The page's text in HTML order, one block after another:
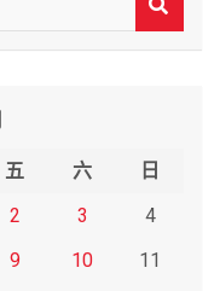
五 六
日
2 3
4
9 10
11